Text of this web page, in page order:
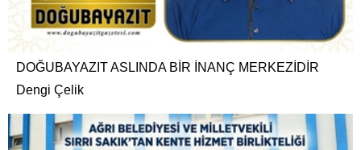
DOĞUBAYAZIT ASLINDA BİR İNANÇ MERKEZİDİR
Dengi Çelik